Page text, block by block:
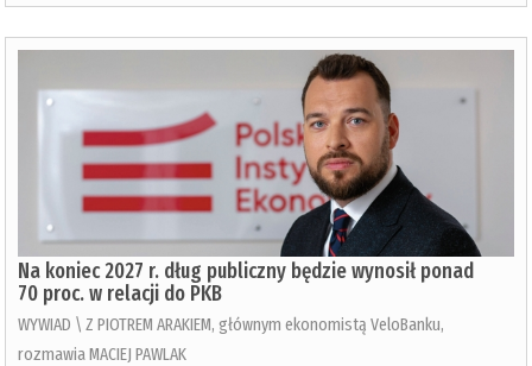
Na koniec 2027 r. dług publiczny będzie wynosił ponad
70 proc. w relacji do PKB
WYWIAD \ Z PIOTREM ARAKIEM, głównym ekonomistą VeloBanku,
rozmawia MACIEJ PAWLAK